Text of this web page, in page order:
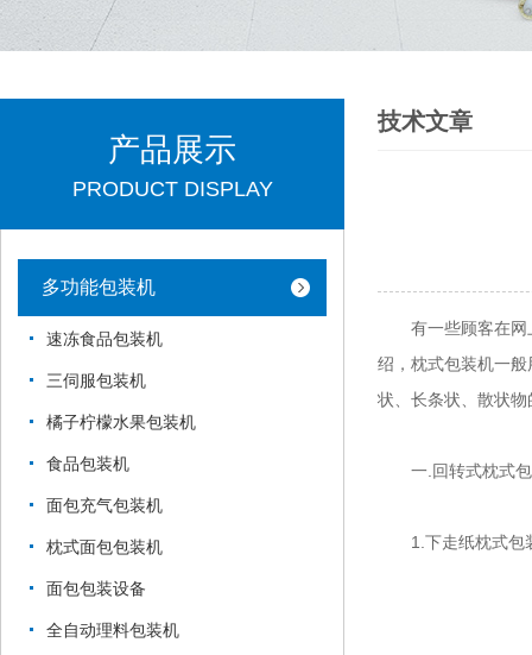
产品展示
PRODUCT DISPLAY
多功能包装机
速冻食品包装机
三伺服包装机
橘子柠檬水果包装机
食品包装机
面包充气包装机
枕式面包包装机
面包包装设备
全自动理料包装机
技术文章
有一些顾客在网上
绍，枕式包装机一
状、长条状、散状
一.回转式枕式包
1.下走纸枕式包装